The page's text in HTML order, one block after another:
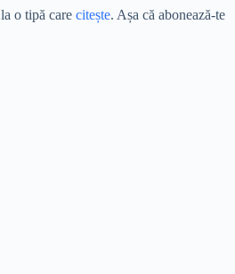
o tipă care citește. Așa că abonează-te